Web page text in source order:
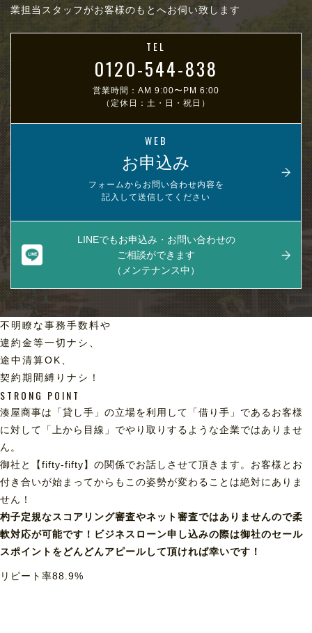
業担当スタッフがお客様のもとへお伺い致します
TEL
0120-544-838
営業時間：AM 9:00〜PM 6:00
（定休日：土・日・祝日）
WEB
お申込み
フォームからお問い合わせ内容を
記入して送信してください
LINEでもお申込み・お問い合わせの
ご相談ができます
（メンテナンス中）
不明瞭な事務手数料や
違約金等一切ナシ、
途中清算OK、
契約期間縛りナシ！
STRONG POINT
湊屋商事は「貸し手」の立場を利用して「借り手」であるお客様
に対して「上から目線」でやり取りするような企業ではありませ
ん。
御社と【fifty-fifty】の関係でお話しさせて頂きます。お客様とお
付き合いが始まってからもこの姿勢が変わることは絶対にありま
せん！
杓子定規なスコアリング審査やネット審査ではありませんので柔
軟対応が可能です！ビジネスローン申し込みの際は御社のセール
スポイントをどんどんアピールして頂ければ幸いです！
リピート率88.9%